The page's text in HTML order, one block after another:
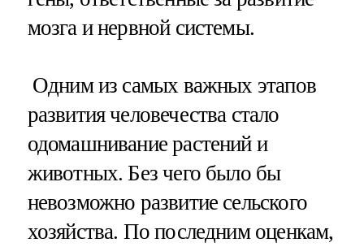
мозга и нервной системы.
Одним из самых важных этапов
развития человечества стало
одомашнивание растений и
животных. Без чего было бы
невозможно развитие сельского
хозяйства. По последним оценкам,